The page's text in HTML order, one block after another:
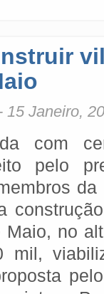
15 Janeiro,
com
pelo
no
mil,